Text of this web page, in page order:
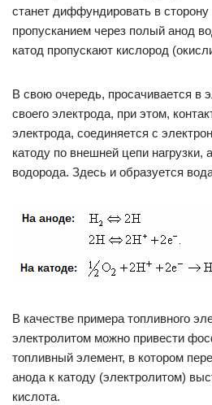
станет диффундировать в
пропусканием через полый анод
катод пропускают кислород
В свою очередь, просачивается в
своего электрода, при этом,
электрода, соединяется с
катоду по внешней цепи нагрузки,
водорода. Здесь и образуется
В качестве примера топливного
электролитом можно привести
топливный элемент, в котором
анода к катоду (электролитом)
кислота.